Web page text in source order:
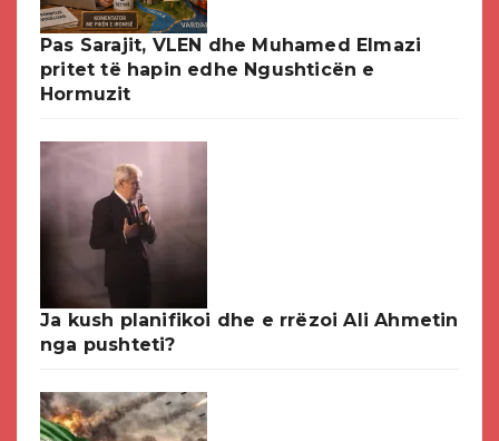
Pas Sarajit, VLEN dhe Muhamed Elmazi
pritet të hapin edhe Ngushticën e
Hormuzit
Ja kush planifikoi dhe e rrëzoi Ali Ahmetin
nga pushteti?